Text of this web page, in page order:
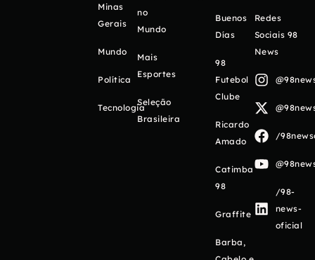
Minas
Gerais
Mundo
Política
Tecnologia
no
Mundo
Mais
Esportes
Seleção
Brasileira
Buenos
Días
98
Futebol
Clube
Ricardo
Amado
Catimba
98
Graffite
Barba,
Redes
Sociais 98
News
/
/98-
news-
oficial